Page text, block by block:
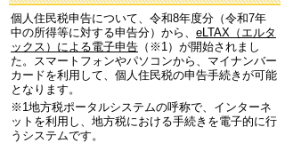
個人住民税申告について、令和8年度分（令和7年
中の所得等に対する申告分）から、 eLTAX（エルタ
ックス）による電子申告 （※1）が開始されまし
た。スマートフォンやパソコンから、マイナンバー
カードを利用して、個人住民税の申告手続きが可能
となります。
※1地方税ポータルシステムの呼称で、インターネ
ットを利用し、地方税における手続きを電子的に行
うシステムです。